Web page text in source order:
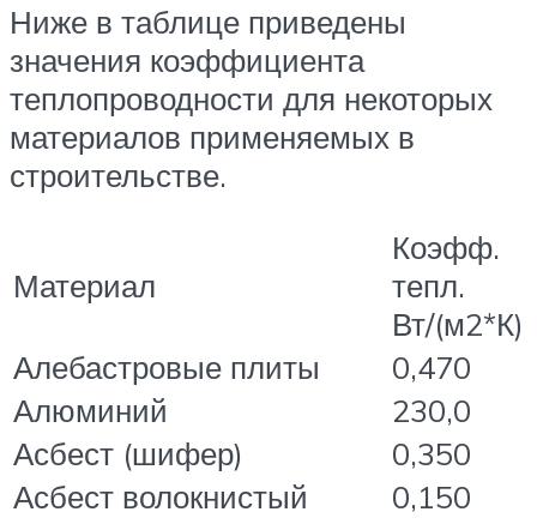
Ниже в таблице приведены
значения коэффициента
теплопроводности для некоторых
материалов применяемых в
строительстве.
Материал
Коэфф.
тепл.
Вт/(м2*К)
Алебастровые плиты
0,470
Алюминий
230,0
Асбест (шифер)
0,350
Асбест волокнистый
0,150